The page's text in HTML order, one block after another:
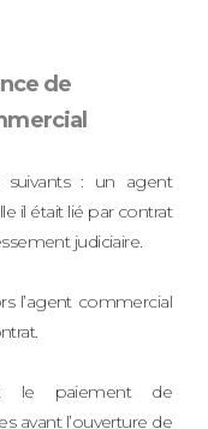
de
suivants : un agent
il était lié par contrat
judiciaire.
l’agent commercial
le paiement de
avant l’ouverture de